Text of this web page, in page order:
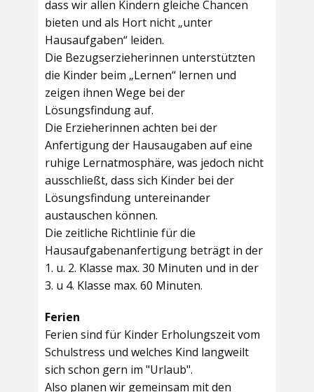
dass wir allen Kindern gleiche Chancen
bieten und als Hort nicht „unter
Hausaufgaben“ leiden.
Die Bezugserzieherinnen unterstützten
die Kinder beim „Lernen“ lernen und
zeigen ihnen Wege bei der
Lösungsfindung auf.
Die Erzieherinnen achten bei der
Anfertigung der Hausaugaben auf eine
ruhige Lernatmosphäre, was jedoch nicht
ausschließt, dass sich Kinder bei der
Lösungsfindung untereinander
austauschen können.
Die zeitliche Richtlinie für die
Hausaufgabenanfertigung beträgt in der
1. u. 2. Klasse max. 30 Minuten und in der
3. u 4. Klasse max. 60 Minuten.
Ferien
Ferien sind für Kinder Erholungszeit vom
Schulstress und welches Kind langweilt
sich schon gern im "Urlaub".
Also planen wir gemeinsam mit den